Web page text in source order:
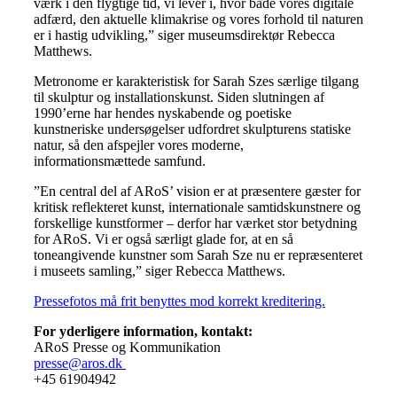
adfærd, den aktuelle klimakrise og vores forhold til naturen
er i hastig udvikling,” siger museumsdirektør Rebecca
Matthews.
Metronome er karakteristisk for Sarah Szes særlige tilgang
til skulptur og installationskunst. Siden slutningen af
1990’erne har hendes nyskabende og poetiske
kunstneriske undersøgelser udfordret skulpturens statiske
natur, så den afspejler vores moderne,
informationsmættede samfund.
”En central del af ARoS’ vision er at præsentere gæster for
kritisk reflekteret kunst, internationale samtidskunstnere og
forskellige kunstformer – derfor har værket stor betydning
for ARoS. Vi er også særligt glade for, at en så
toneangivende kunstner som Sarah Sze nu er repræsenteret
i museets samling,” siger Rebecca Matthews.
Pressefotos må frit benyttes mod korrekt kreditering.
For yderligere information, kontakt:
ARoS Presse og Kommunikation
presse@aros.dk
+45 61904942